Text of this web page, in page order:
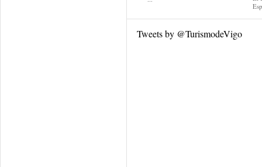
Tweets by @TurismodeVigo